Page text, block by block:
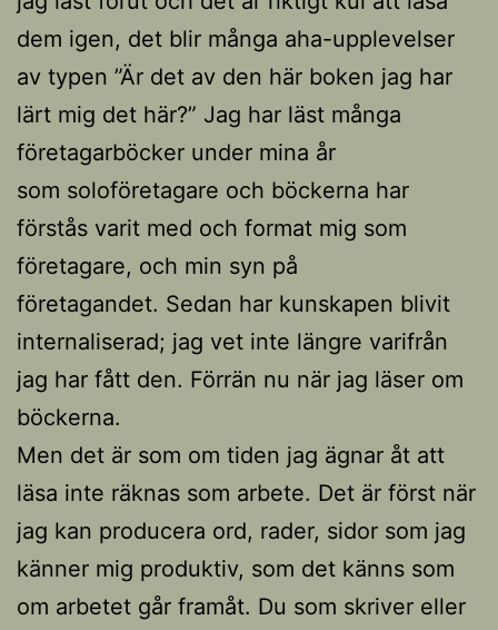
dem igen, det blir många aha-upplevelser
av typen ”Är det av den här boken jag har
lärt mig det här?” Jag har läst många
företagarböcker under mina år
som soloföretagare och böckerna har
förstås varit med och format mig som
företagare, och min syn på
företagandet. Sedan har kunskapen blivit
internaliserad; jag vet inte längre varifrån
jag har fått den. Förrän nu när jag läser om
böckerna.
Men det är som om tiden jag ägnar åt att
läsa inte räknas som arbete. Det är först när
jag kan producera ord, rader, sidor som jag
känner mig produktiv, som det känns som
om arbetet går framåt. Du som skriver eller